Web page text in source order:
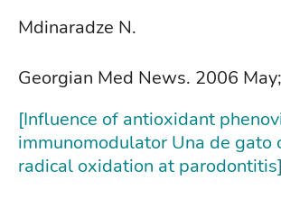
Mdinaradze N.
Georgian Med News. 2006
[Influence of antioxidant
immunomodulator Una de gato
radical oxidation at